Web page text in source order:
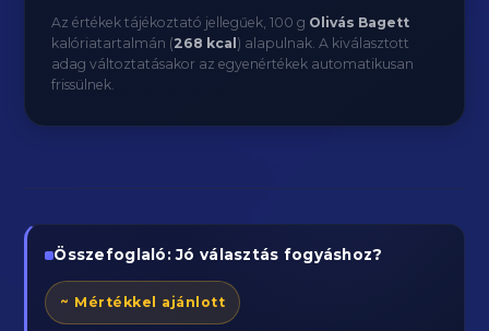
Az értékek tájékoztató jellegűek, 100 g Olivás Bagett
kalóriatartalmán (268 kcal ) alapulnak. A kiválasztott
adag változtatásakor az egyenértékek automatikusan
frissülnek.
Összefoglaló: Jó választás fogyáshoz?
~ Mértékkel ajánlott